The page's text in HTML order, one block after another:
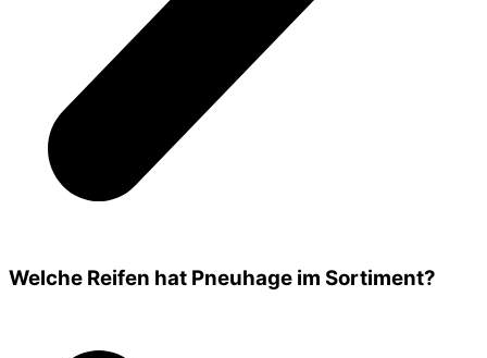
Welche Reifen hat Pneuhage im Sortiment?